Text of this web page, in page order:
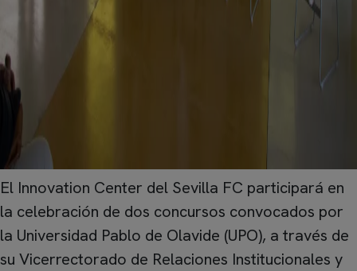
El Innovation Center del Sevilla FC participará en
la celebración de dos concursos convocados por
la Universidad Pablo de Olavide (UPO), a través de
su Vicerrectorado de Relaciones Institucionales y